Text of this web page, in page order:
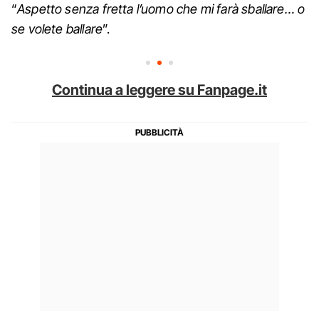
“Aspetto senza fretta l’uomo che mi farà sballare… o
se volete ballare”.
Continua a leggere su Fanpage.it